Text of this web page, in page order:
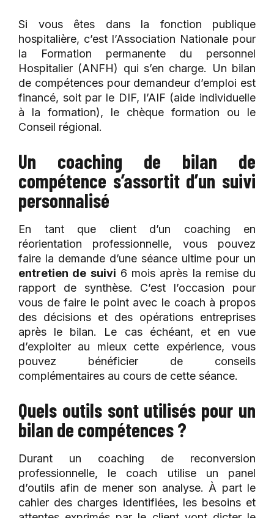
Si vous êtes dans la fonction publique
hospitalière, c’est l’Association Nationale pour
la Formation permanente du personnel
Hospitalier (ANFH) qui s’en charge. Un bilan
de compétences pour demandeur d’emploi est
financé, soit par le DIF, l’AIF (aide individuelle
à la formation), le chèque formation ou le
Conseil régional.
Un coaching de bilan de
compétence s’assortit d’un suivi
personnalisé
En tant que client d’un coaching en
réorientation professionnelle, vous pouvez
faire la demande d’une séance ultime pour un
entretien de suivi 6 mois après la remise du
rapport de synthèse. C’est l’occasion pour
vous de faire le point avec le coach à propos
des décisions et des opérations entreprises
après le bilan. Le cas échéant, et en vue
d’exploiter au mieux cette expérience, vous
pouvez bénéficier de conseils
complémentaires au cours de cette séance.
Quels outils sont utilisés pour un
bilan de compétences ?
Durant un coaching de reconversion
professionnelle, le coach utilise un panel
d’outils afin de mener son analyse. À part le
cahier des charges identifiées, les besoins et